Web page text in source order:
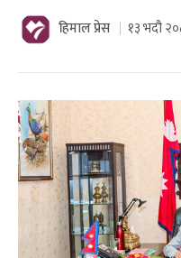
हिमाल प्रेस १३ भदौ